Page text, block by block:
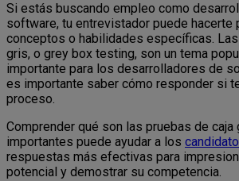
Si estás buscando empleo como
software, tu entrevistador puede hacerte
conceptos o habilidades específicas.
gris, o grey box testing, son un tema
importante para los desarrolladores de
es importante saber cómo responder si
proceso.
Comprender qué son las pruebas de caja
importantes puede ayudar a los
respuestas más efectivas para
potencial y demostrar su competencia.